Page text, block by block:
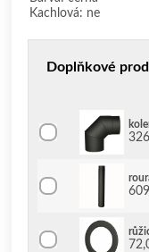
Kachlová: ne
Doplňkové